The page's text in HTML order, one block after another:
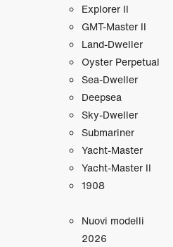
Explorer II
GMT‑Master II
Land‑Dweller
Oyster Perpetual
Sea‑Dweller
Deepsea
Sky‑Dweller
Submariner
Yacht‑Master
Yacht‑Master II
1908
Nuovi modelli
2026